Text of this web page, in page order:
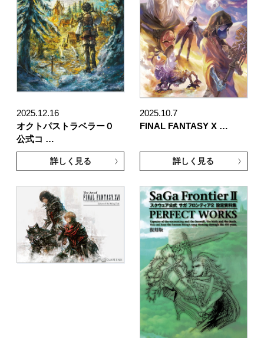
2025.12.16
オクトパストラベラー０
公式コ …
詳しく見る
2025.10.7
FINAL FANTASY X …
詳しく見る